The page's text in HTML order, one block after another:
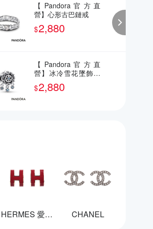
【Pandora官方直
營】心形古巴鏈戒
$2,880
【Pandora官方直
營】冰冷雪花墜飾串
飾
$2,880
HERMES 愛馬仕 CHANEL